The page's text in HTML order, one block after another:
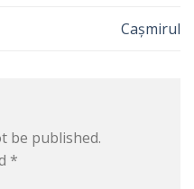
Cașmirul
be published.
*